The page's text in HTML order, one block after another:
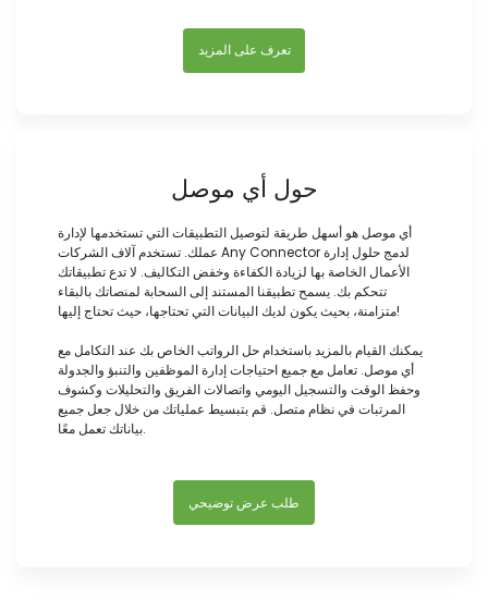
تعرف على المزيد
حول أي موصل
أي موصل هو أسهل طريقة لتوصيل التطبيقات التي تستخدمها لإدارة
عملك. تستخدم آلاف الشركات Any Connector لدمج حلول إدارة
الأعمال الخاصة بها لزيادة الكفاءة وخفض التكاليف. لا تدع تطبيقاتك
تتحكم بك. يسمح تطبيقنا المستند إلى السحابة لمنصاتك بالبقاء
متزامنة، بحيث يكون لديك البيانات التي تحتاجها، حيث تحتاج إليها!
يمكنك القيام بالمزيد باستخدام حل الرواتب الخاص بك عند التكامل مع
أي موصل. تعامل مع جميع احتياجات إدارة الموظفين والتنبؤ والجدولة
وحفظ الوقت والتسجيل اليومي واتصالات الفريق والتحليلات وكشوف
المرتبات في نظام متصل. قم بتبسيط عملياتك من خلال جعل جميع
بياناتك تعمل معًا.
طلب عرض توضيحي